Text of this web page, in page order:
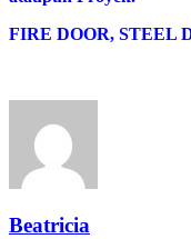
FIRE DOOR, STEEL
Beatricia